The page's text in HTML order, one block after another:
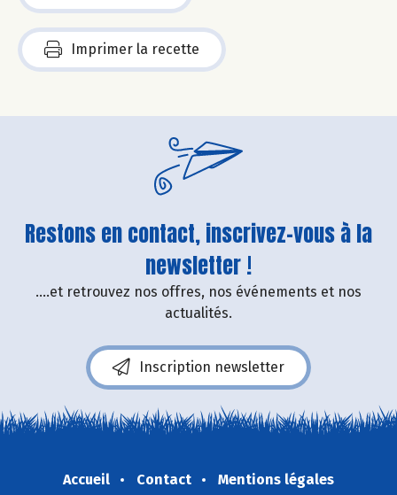
Imprimer la recette
Restons en contact, inscrivez-vous à la
newsletter !
....et retrouvez nos offres, nos événements et nos
actualités.
Inscription newsletter
Accueil Contact
Mentions légales